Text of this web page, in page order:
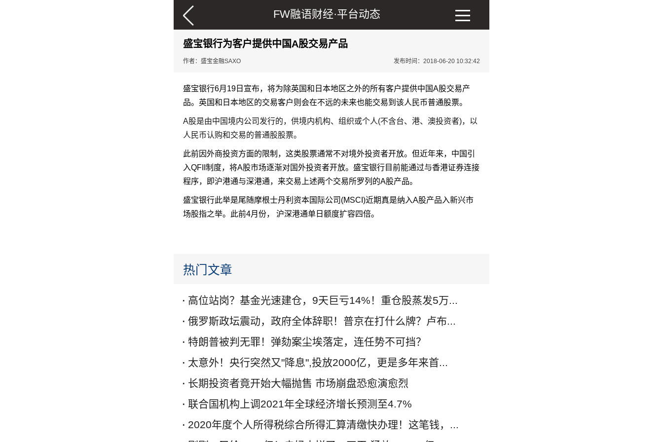
FW融语财经·平台动态
盛宝银行为客户提供中国A股交易产品
作者：盛宝金融SAXO 发布时间：2018-06-20 10:32:42
盛宝银行6月 19 日宣布，将为除英国和日本地区之外的所有客户提供中国A股交易产
品。英国和日本地区的交易客户则会在不远的未来也能交易到该人民币普通股票。
A股是由中国境内公司发行的，供境内机构、组织或个人(不含台、港、澳投资者)，以
人民币认购和交易的普通股股票。
此前因外商投资方面的限制，这类股票通常不对境外投资者开放。但近年来，中国引
入QFII制度，将A股市场逐渐对国外投资者开放。盛宝银行目前能通过与香港证券连接
程序，即沪港通与深港通，来交易上述两个交易所罗列的A股产品。
盛宝银行此举是尾随摩根士丹利资本国际公司 (MSCI)近期真是纳入A股产品入新兴市
场股指之举。此前4月份， 沪深港通单日额度扩容四倍。
热门文章
高位站岗？基金光速建仓，9天巨亏14%！重仓股蒸发5万...
俄罗斯政坛震动，政府全体辞职！普京在打什么牌？卢布...
特朗普被判无罪！弹劾案尘埃落定，连任势不可挡？
太意外！央行突然又"降息",投放2000亿，更是多年来首...
长期投资者竟开始大幅抛售 市场崩盘恐愈演愈烈
联合国机构上调2021年全球经济增长预测至4.7%
2020年度个人所得税综合所得汇算清缴快办理！这笔钱，...